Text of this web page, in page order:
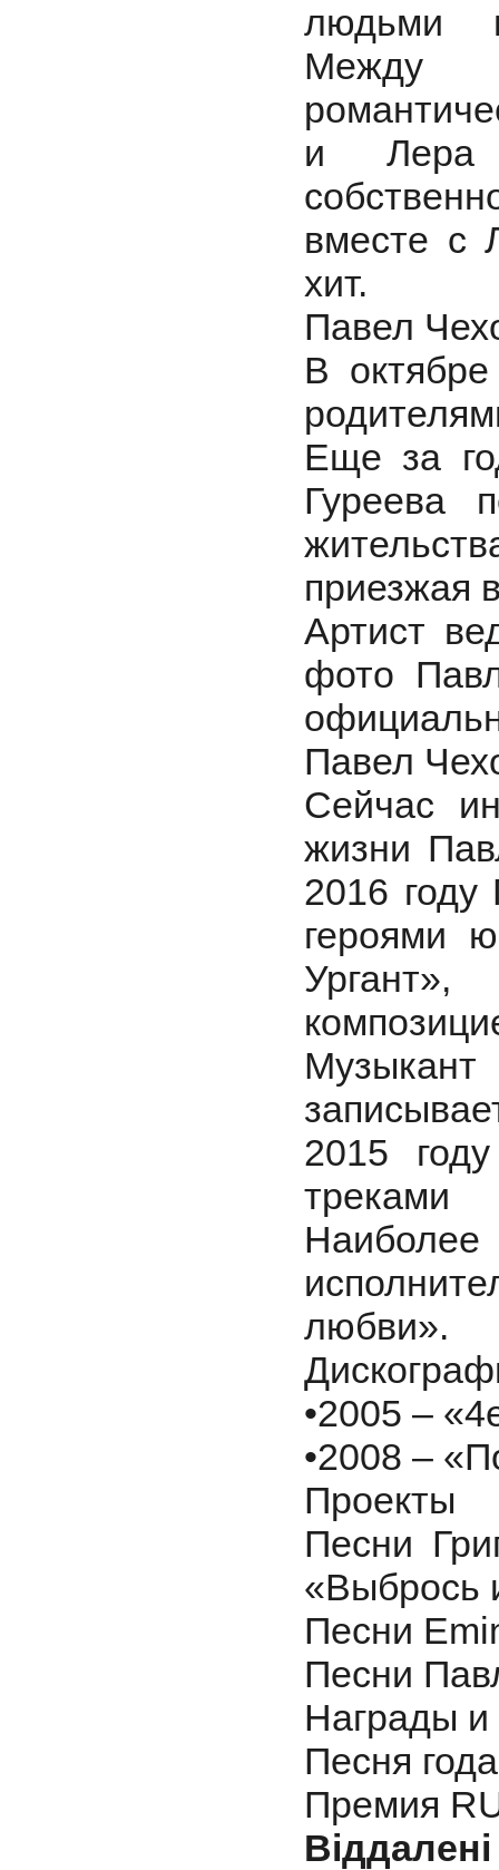
людьми
Между
и Лера
вместе с
хит.
Павел
В
Еще за
Гуреева
приезжая
Артист
фото
Павел
Сейчас
жизни
2016
героями
2015
треками
любви».
•2005 –
•2008 –
Проекты
Песни
«Выбрось
Песни
Песни
Награды
Песня
Премия